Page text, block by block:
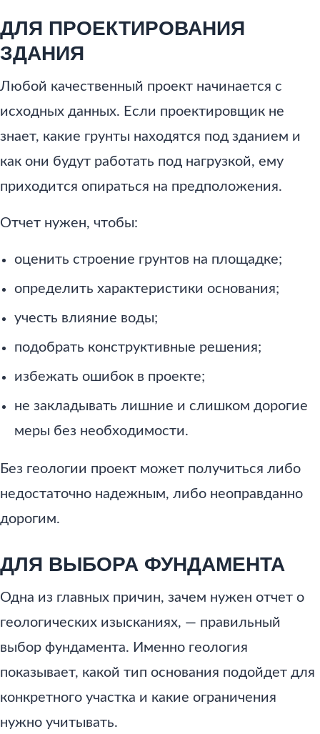
ДЛЯ ПРОЕКТИРОВАНИЯ
ЗДАНИЯ
Любой качественный проект начинается с
исходных данных. Если проектировщик не
знает, какие грунты находятся под зданием и
как они будут работать под нагрузкой, ему
приходится опираться на предположения.
Отчет нужен, чтобы:
оценить строение грунтов на площадке;
определить характеристики основания;
учесть влияние воды;
подобрать конструктивные решения;
избежать ошибок в проекте;
не закладывать лишние и слишком дорогие
меры без необходимости.
Без геологии проект может получиться либо
недостаточно надежным, либо неоправданно
дорогим.
ДЛЯ ВЫБОРА ФУНДАМЕНТА
Одна из главных причин, зачем нужен отчет о
геологических изысканиях, — правильный
выбор фундамента. Именно геология
показывает, какой тип основания подойдет для
конкретного участка и какие ограничения
нужно учитывать.